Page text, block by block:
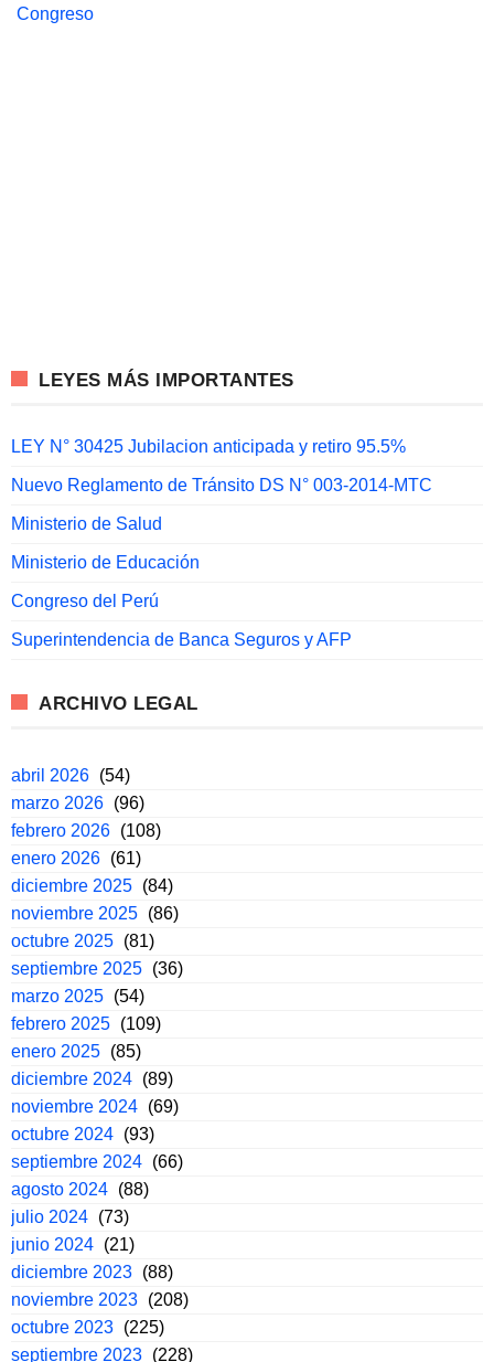
Congreso
LEYES MÁS IMPORTANTES
LEY N° 30425 Jubilacion anticipada y retiro 95.5%
Nuevo Reglamento de Tránsito DS N° 003-2014-MTC
Ministerio de Salud
Ministerio de Educación
Congreso del Perú
Superintendencia de Banca Seguros y AFP
ARCHIVO LEGAL
abril 2026 (54)
marzo 2026 (96)
febrero 2026 (108)
enero 2026 (61)
diciembre 2025 (84)
noviembre 2025 (86)
octubre 2025 (81)
septiembre 2025 (36)
marzo 2025 (54)
febrero 2025 (109)
enero 2025 (85)
diciembre 2024 (89)
noviembre 2024 (69)
octubre 2024 (93)
septiembre 2024 (66)
agosto 2024 (88)
julio 2024 (73)
junio 2024 (21)
diciembre 2023 (88)
noviembre 2023 (208)
octubre 2023 (225)
septiembre 2023 (228)